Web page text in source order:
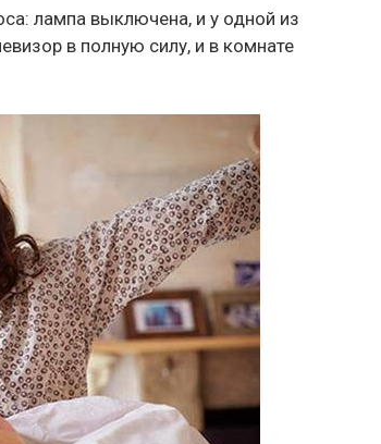
лампа выключена, и у одной из
в полную силу, и в комнате